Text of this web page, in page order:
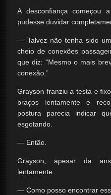
A desconfiança começou
pudesse duvidar
— Talvez não tenha sido
cheio de conexões
que diz: “Mesmo o mais
conexão.”
Grayson franziu a testa e
braços lentamente e
postura parecia indicar
esgotando.
— Então.
Grayson, apesar da
lentamente.
— Como posso encontrar